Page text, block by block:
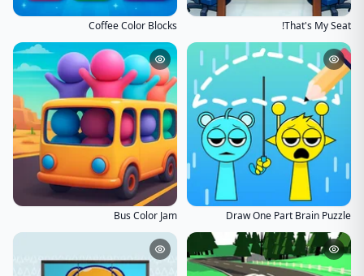
That's My Seat!
Coffee Color Blocks
Draw One Part Brain Puzzle
Bus Color Jam